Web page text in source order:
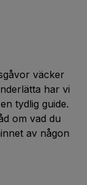
väcker
har vi
tydlig guide.
om vad du
av någon